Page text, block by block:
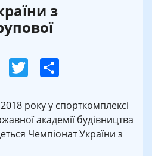
з
року у спорткомплексі
академії будівництва
Чемпіонат України з